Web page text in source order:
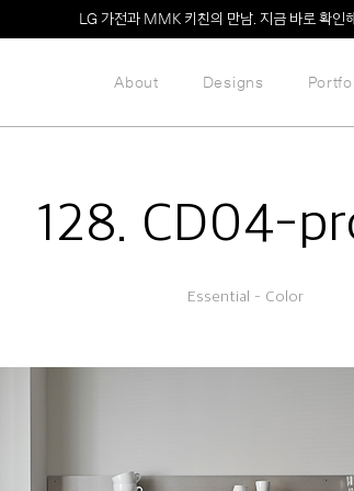
Welcome! 신규 회원가입 시 MMK Shop Coupon (
About Designs
128. CD04-
Essential – Color